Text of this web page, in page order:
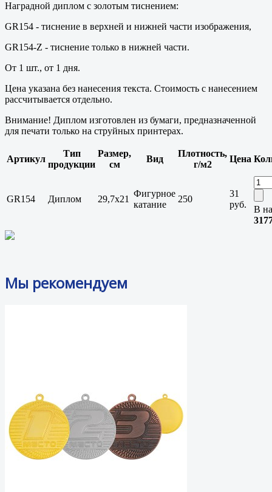
Наградной диплом с золотым тиснением:
GR154 - тиснение в верхней и нижней части изображения,
GR154-Z - тиснение только в нижней части.
От 1 шт., от 1 дня.
Цена указана без нанесения текста. Стоимость с нанесением
рассчитывается отдельно.
Внимание! Диплом изготовлен из бумаги, предназначенной
для печати только на струйных принтерах.
Артикул
Тип
продукции
Размер,
см
Вид
Плотность,
г/м2
Цена
GR154 Диплом 29,7x21
Фигурное
катание
250
31
руб.
В
Мы рекомендуем